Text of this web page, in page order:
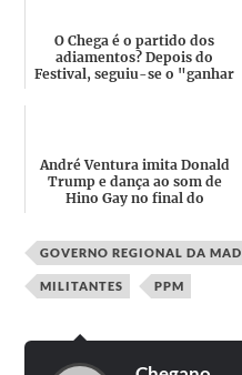
O Chega é o partido dos
adiamentos? Depois do
Festival, seguiu-se o "ganhar
André Ventura imita Donald
Trump e dança ao som de
Hino Gay no final do
GOVERNO REGIONAL DA
MILITANTES PPM